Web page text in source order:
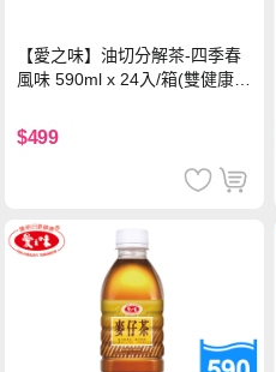
【愛之味】油切分解茶-四季春
風味 590ml x 24入/箱(雙健康認
$499